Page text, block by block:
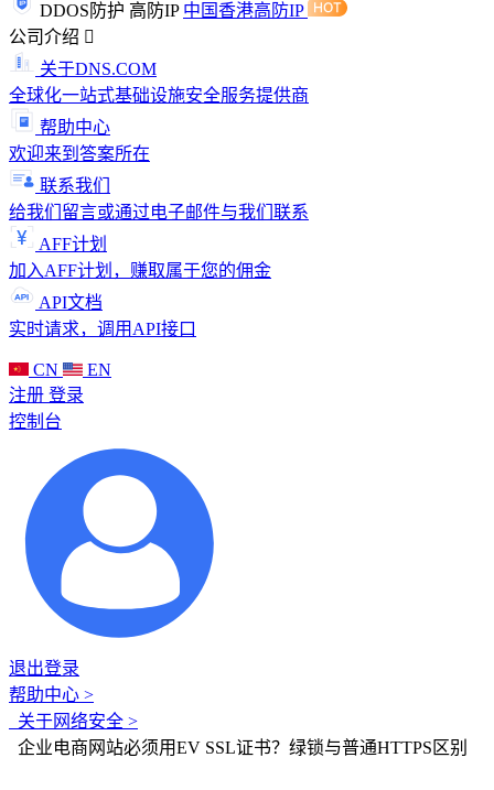
DDOS防护 高防IP 中国香港高防IP
公司介绍
关于DNS.COM
全球化一站式基础设施安全服务提供商
帮助中心
欢迎来到答案所在
联系我们
给我们留言或通过电子邮件与我们联系
AFF计划
加入AFF计划，赚取属于您的佣金
API文档
实时请求，调用API接口
CN
EN
注册 登录
控制台
退出登录
帮助中心 >
关于网络安全 >
企业电商网站必须用EV SSL证书？绿锁与普通HTTPS区别